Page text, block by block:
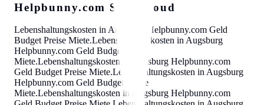
Helpbunny.com SEO Cloud
Lebenshaltungskosten in Augsburg Helpbunny.com Geld
Budget Preise Miete.Lebenshaltungskosten in Augsburg
Helpbunny.com Geld Budget Preise
Miete.Lebenshaltungskosten in Augsburg Helpbunny.com
Geld Budget Preise Miete.Lebenshaltungskosten in Augsburg
Helpbunny.com Geld Budget Preise
Miete.Lebenshaltungskosten in Augsburg Helpbunny.com